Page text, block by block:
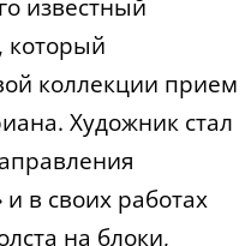
известный
, который
коллекции прием
Художник стал
в своих работах
на блоки,